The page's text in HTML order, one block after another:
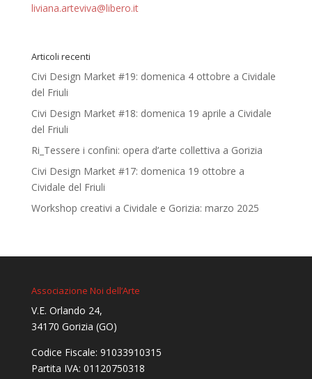
liviana.arteviva@libero.it
Articoli recenti
Civi Design Market #19: domenica 4 ottobre a Cividale
del Friuli
Civi Design Market #18: domenica 19 aprile a Cividale
del Friuli
Ri_Tessere i confini: opera d’arte collettiva a Gorizia
Civi Design Market #17: domenica 19 ottobre a
Cividale del Friuli
Workshop creativi a Cividale e Gorizia: marzo 2025
Associazione Noi dell’Arte
V.E. Orlando 24,
34170 Gorizia (GO)
Codice Fiscale: 91033910315
Partita IVA: 01120750318